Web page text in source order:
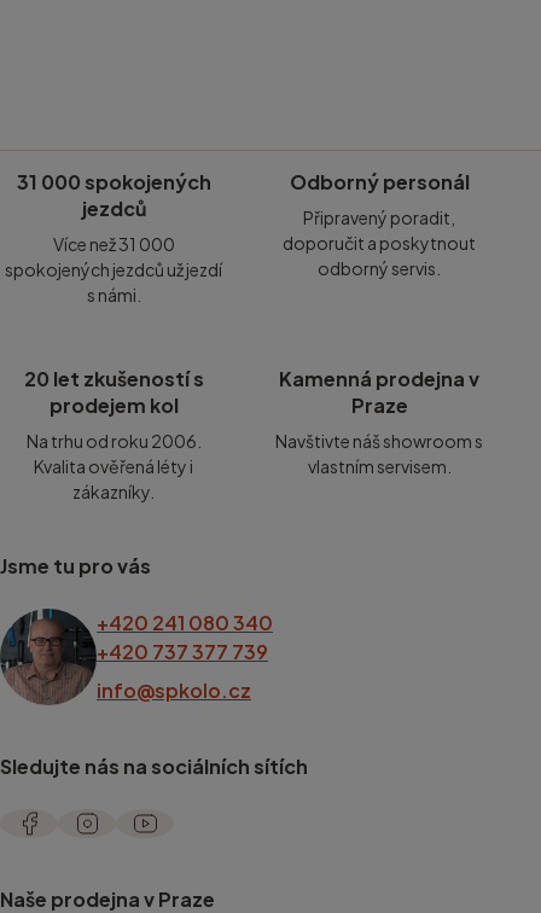
31 000 spokojených
jezdců
Více než 31 000
spokojených jezdců už jezdí
s námi.
Odborný personál
Připravený poradit,
doporučit a poskytnout
odborný servis.
20 let zkušeností s
prodejem kol
Na trhu od roku 2006.
Kvalita ověřená léty i
zákazníky.
Kamenná prodejna v
Praze
Navštivte náš showroom s
vlastním servisem.
Jsme tu pro vás
+420 241 080 340
+420 737 377 739
info@spkolo.cz
Sledujte nás na sociálních sítích
Naše prodejna v Praze